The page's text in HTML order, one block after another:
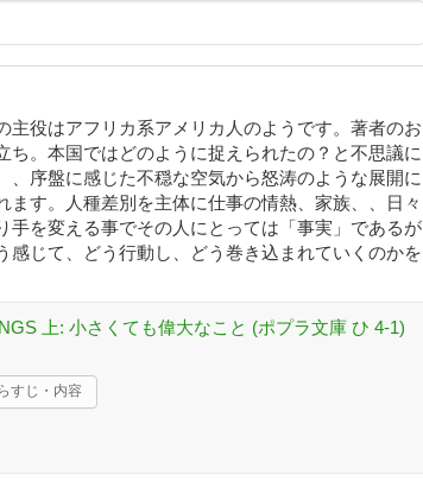
主役はアフリカ系アメリカ人のようです。著者のお
ち。本国ではどのように捉えられたの？と不思議に
、序盤に感じた不穏な空気から怒涛のような展開に
ます。人種差別を主体に仕事の情熱、家族、、日々
手を変える事でその人にとっては「事実」であるが
感じて、どう行動し、どう巻き込まれていくのかを
上: 小さくても偉大なこと (ポプラ文庫 ひ 4-1)
すじ・内容